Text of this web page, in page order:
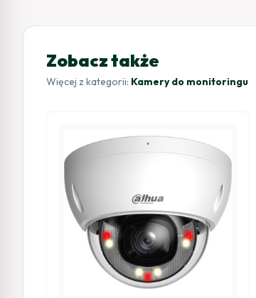
Zobacz także
Więcej z kategorii: Kamery do monitoringu